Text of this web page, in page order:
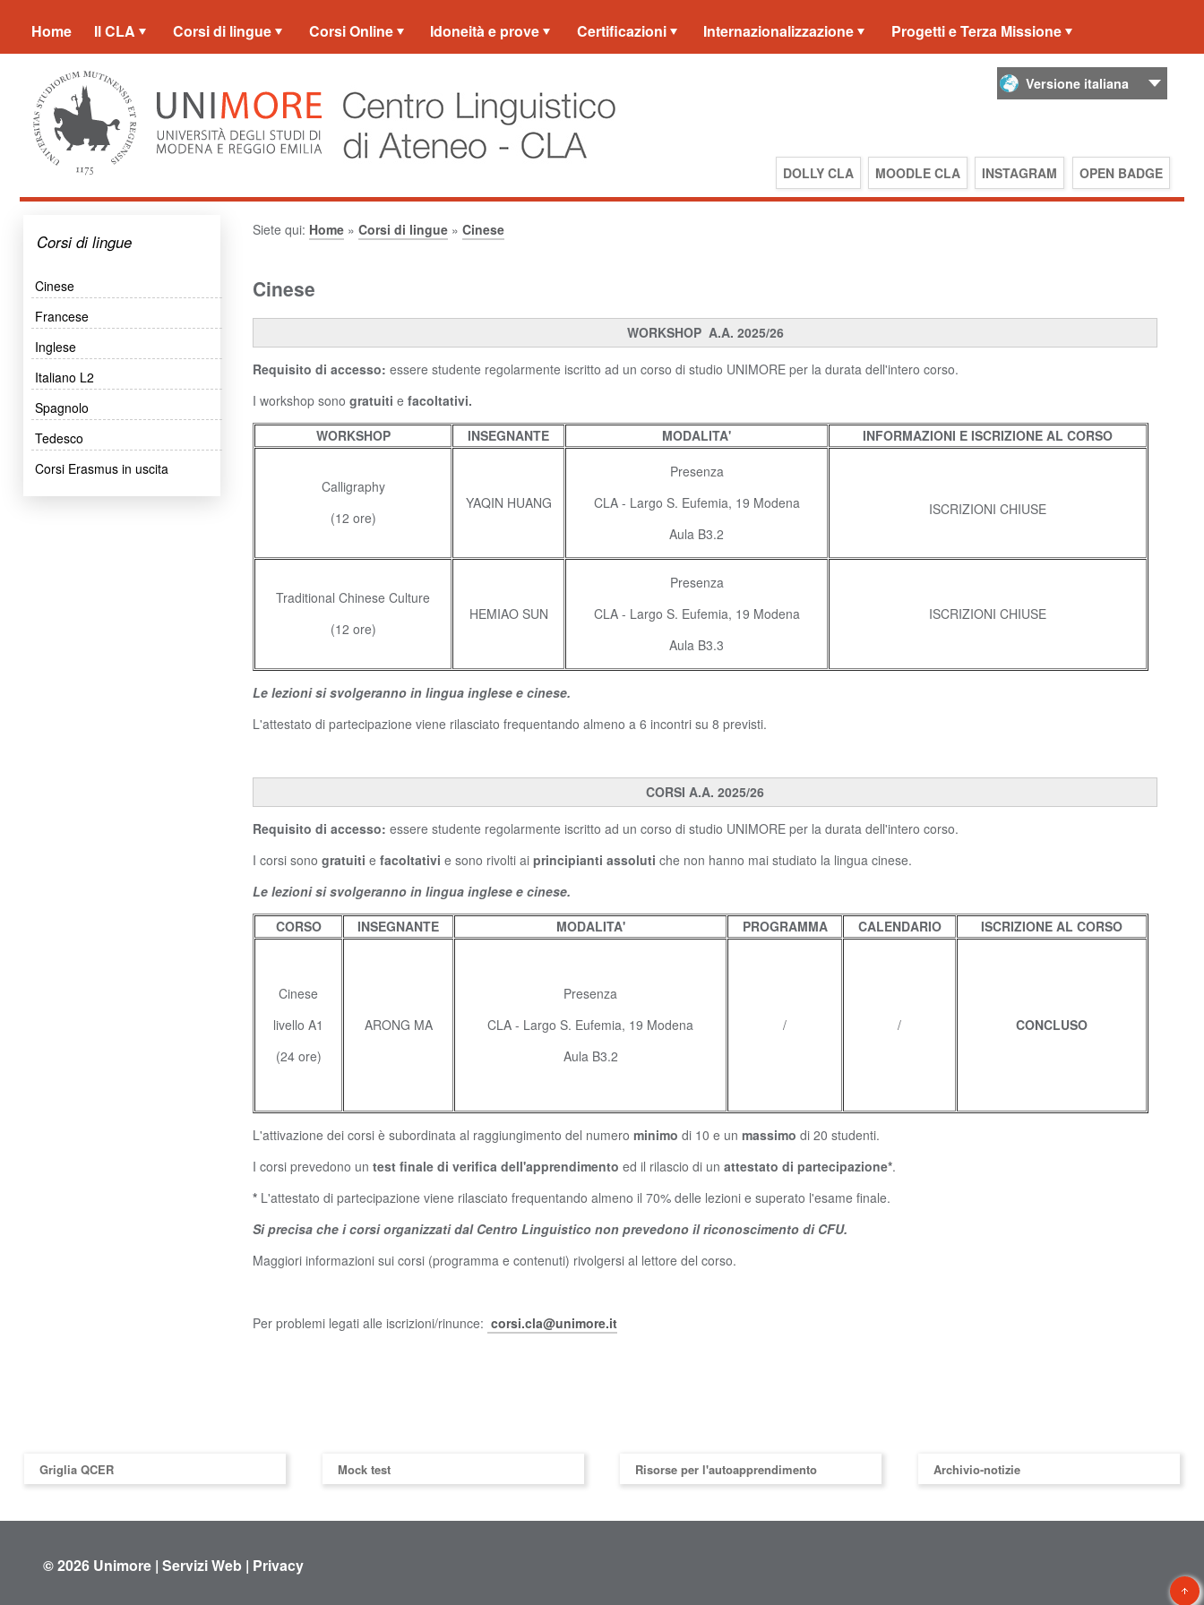
Home Il CLA Corsi di lingue Corsi Online Idoneità e prove Certificazioni Internazionalizzazione Progetti e Terza Missione
DOLLY CLA MOODLE CLA INSTAGRAM OPEN BADGE
Corsi di lingue
Cinese
Francese
Inglese
Italiano L2
Spagnolo
Tedesco
Corsi Erasmus in uscita
Siete qui: Home » Corsi di lingue » Cinese
Cinese
WORKSHOP A.A. 2025/26
Requisito di accesso: essere studente regolarmente iscritto ad un corso di studio UNIMORE per la durata dell'intero corso.
I workshop sono gratuiti e facoltativi.
WORKSHOP
INSEGNANTE MODALITA' INFORMAZIONI E ISCRIZIONE AL CORSO
Calligraphy
(12 ore)
YAQIN HUANG
Presenza
CLA - Largo S. Eufemia, 19 Modena
Aula B3.2
ISCRIZIONI CHIUSE
Traditional Chinese Culture
(12 ore)
HEMIAO SUN
Presenza
CLA - Largo S. Eufemia, 19 Modena
Aula B3.3
ISCRIZIONI CHIUSE
Le lezioni si svolgeranno in lingua inglese e cinese.
L'attestato di partecipazione viene rilasciato frequentando almeno a 6 incontri su 8 previsti.
CORSI A.A. 2025/26
Requisito di accesso: essere studente regolarmente iscritto ad un corso di studio UNIMORE per la durata dell'intero corso.
I corsi sono gratuiti e facoltativi e sono rivolti ai principianti assoluti che non hanno mai studiato la lingua cinese.
Le lezioni si svolgeranno in lingua inglese e cinese.
CORSO
INSEGNANTE MODALITA' PROGRAMMA CALENDARIO ISCRIZIONE AL CORSO
Cinese
livello A1
(24 ore)
ARONG MA
Presenza
CLA - Largo S. Eufemia, 19 Modena
Aula B3.2
/ / CONCLUSO
L'attivazione dei corsi è subordinata al raggiungimento del numero minimo di 10 e un massimo di 20 studenti.
I corsi prevedono un test finale di verifica dell'apprendimento ed il rilascio di un attestato di partecipazione*.
* L'attestato di partecipazione viene rilasciato frequentando almeno il 70% delle lezioni e superato l'esame finale.
Si precisa che i corsi organizzati dal Centro Linguistico non prevedono il riconoscimento di CFU.
Maggiori informazioni sui corsi (programma e contenuti) rivolgersi al lettore del corso.
Per problemi legati alle iscrizioni/rinunce: corsi.cla@unimore.it
Griglia QCER Mock test Risorse per l'autoapprendimento Archivio-notizie
© 2026 Unimore | Servizi Web | Privacy